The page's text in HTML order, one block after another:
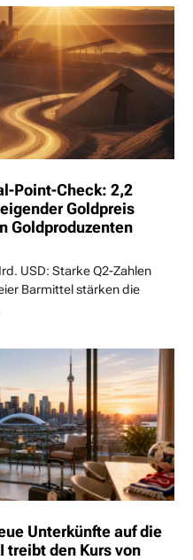
Point-Check: 2,2
Goldpreis
Goldproduzenten
USD: Starke Q2-Zahlen
Barmittel stärken die
Unterkünfte auf die
treibt den Kurs von